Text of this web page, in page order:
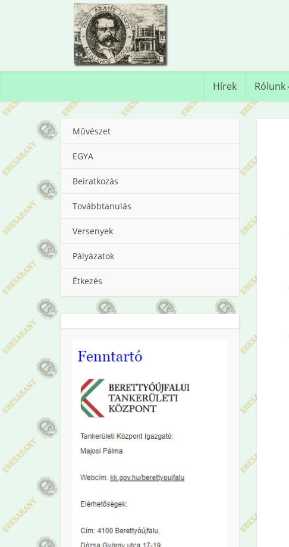
Hírek Rólunk
Művészet
EGYA
Beiratkozás
Továbbtanulás
Versenyek
Pályázatok
Étkezés